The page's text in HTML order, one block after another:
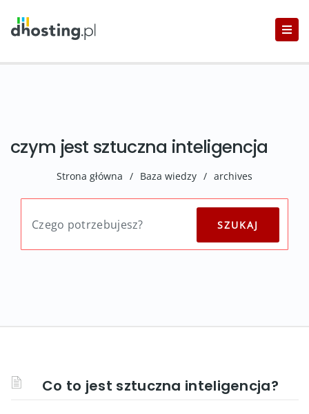
czym jest sztuczna inteligencja
Strona główna / Baza wiedzy / archives
Co to jest sztuczna inteligencja?